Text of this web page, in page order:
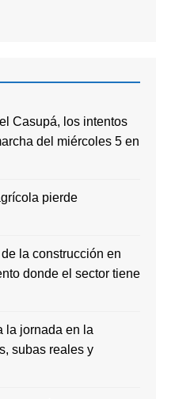
Casupá, los intentos
del miércoles 5 en
pierde
la construcción en
donde el sector tiene
la jornada en la
subas reales y